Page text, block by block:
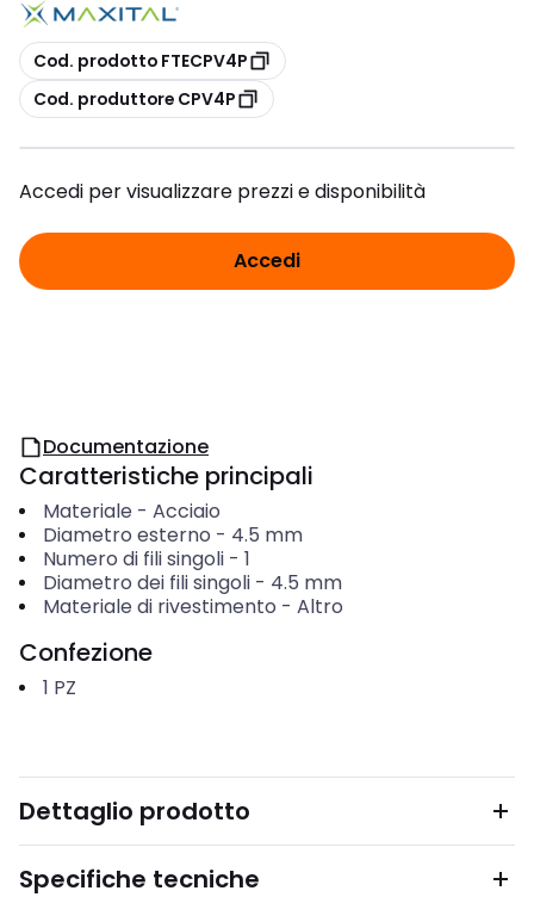
copia
Cod. prodotto FTECPV4P
copia
Cod. produttore CPV4P
Accedi per visualizzare prezzi e disponibilità
Accedi
Documentazione
Caratteristiche principali
Materiale - Acciaio
Diametro esterno - 4.5 mm
Numero di fili singoli- 1
Diametro dei fili singoli- 4.5 mm
Materiale di rivestimento - Altro
Confezione
1 PZ
Dettaglio prodotto
Specifiche tecniche